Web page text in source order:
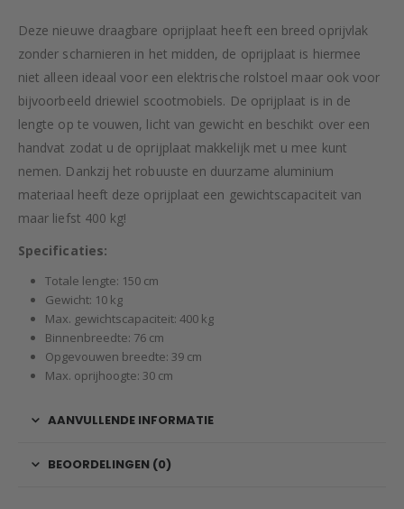
Deze nieuwe draagbare oprijplaat heeft een breed oprijvlak
zonder scharnieren in het midden, de oprijplaat is hiermee
niet alleen ideaal voor een elektrische rolstoel maar ook voor
bijvoorbeeld driewiel scootmobiels. De oprijplaat is in de
lengte op te vouwen, licht van gewicht en beschikt over een
handvat zodat u de oprijplaat makkelijk met u mee kunt
nemen. Dankzij het robuuste en duurzame aluminium
materiaal heeft deze oprijplaat een gewichtscapaciteit van
maar liefst 400 kg!
Specificaties:
Totale lengte: 150 cm
Gewicht: 10 kg
Max. gewichtscapaciteit: 400 kg
Binnenbreedte: 76 cm
Opgevouwen breedte: 39 cm
Max. oprijhoogte: 30 cm
AANVULLENDE INFORMATIE
BEOORDELINGEN (0)